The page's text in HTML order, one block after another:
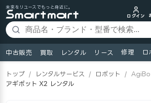
未来をリユースでもっと身近に。
ログイン
中古販売 買取 レンタル リース 修理 ロ
トップ / レンタルサービス / ロボット /
アギボット X2 レンタル